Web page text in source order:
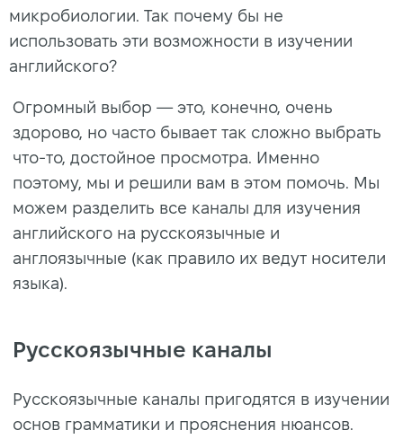
микробиологии. Так почему бы не
использовать эти возможности в изучении
английского?
Огромный выбор — это, конечно, очень
здорово, но часто бывает так сложно выбрать
что-то, достойное просмотра. Именно
поэтому, мы и решили вам в этом помочь. Мы
можем разделить все каналы для изучения
английского на русскоязычные и
англоязычные (как правило их ведут носители
языка).
Русскоязычные каналы
Русскоязычные каналы пригодятся в изучении
основ грамматики и прояснения нюансов.